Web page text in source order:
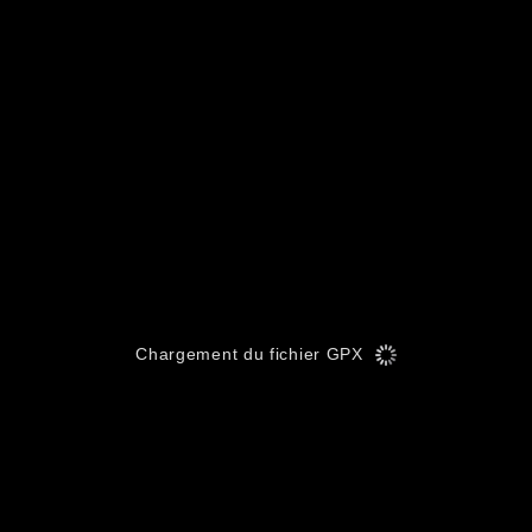
Chargement du fichier GPX